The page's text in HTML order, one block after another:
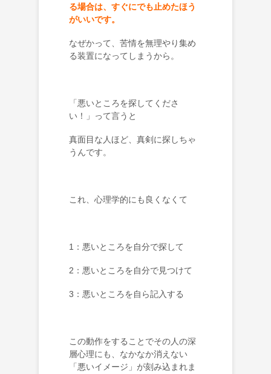
る場合は、すぐにでも止めたほう
がいいです。
なぜかって、苦情を無理やり集め
る装置になってしまうから。
「悪いところを探してくださ
い！」って言うと
真面目な人ほど、真剣に探しちゃ
うんです。
これ、心理学的にも良くなくて
1：悪いところを自分で探して
2：悪いところを自分で見つけて
3：悪いところを自ら記入する
この動作をすることでその人の深
層心理にも、なかなか消えない
「悪いイメージ」が刻み込まれま